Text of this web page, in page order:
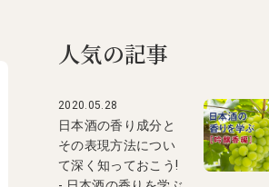
人気の記事
2020.05.28
日本酒の香り成分と
その表現方法につい
て深く知っておこう!